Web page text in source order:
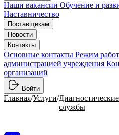
Наши вакансии Обучение и
Наставничество
Поставщикам
Новости
Контакты
Основные контакты Режим
администрацией учреждения
организаций
Войти
Главная/Услуги/Диагностические
службы